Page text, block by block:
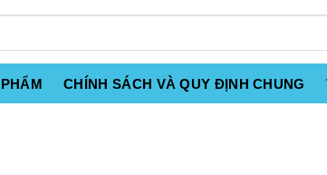
CHÍNH SÁCH VÀ QUY ĐỊNH CHUNG